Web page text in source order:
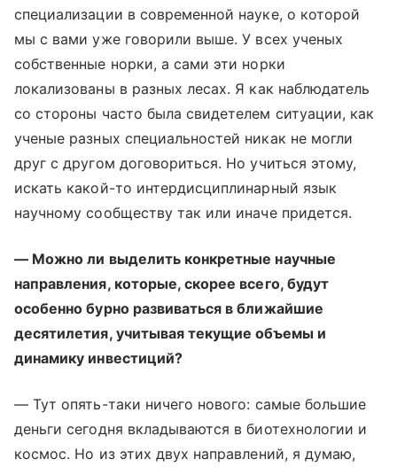
специализации в современной науке, о которой
мы с вами уже говорили выше. У всех ученых
собственные норки, а сами эти норки
локализованы в разных лесах. Я как наблюдатель
со стороны часто была свидетелем ситуации, как
ученые разных специальностей никак не могли
друг с другом договориться. Но учиться этому,
искать какой-то интердисциплинарный язык
научному сообществу так или иначе придется.
— Можно ли выделить конкретные научные
направления, которые, скорее всего, будут
особенно бурно развиваться в ближайшие
десятилетия, учитывая текущие объемы и
динамику инвестиций?
— Тут опять-таки ничего нового: самые большие
деньги сегодня вкладываются в биотехнологии и
космос. Но из этих двух направлений, я думаю,